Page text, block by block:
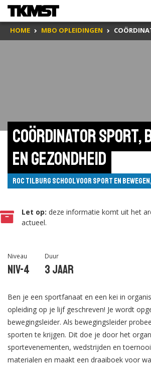
HOME MBO OPLEIDINGEN
Coördinator sport,
en gezondheid
ROC Tilburg School voor Sport en
Let op: deze informatie komt uit het
actueel.
Niveau
Niv-4
Duur
3 jaar
Ben je een sportfanaat en een kei in
opleiding op je lijf geschreven! Je wordt
bewegingsleider. Als bewegingsleider
sporten te krijgen. Dit doe je door het
sportevenementen, wedstrijden en
materialen en maakt een draaiboek voor